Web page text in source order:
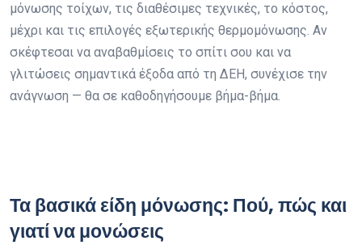
μόνωσης τοίχων, τις διαθέσιμες τεχνικές, το κόστος,
μέχρι και τις επιλογές εξωτερικής θερμομόνωσης. Αν
σκέφτεσαι να αναβαθμίσεις το σπίτι σου και να
γλιτώσεις σημαντικά έξοδα από τη ΔΕΗ, συνέχισε την
ανάγνωση — θα σε καθοδηγήσουμε βήμα-βήμα.
Τα βασικά είδη μόνωσης: Πού, πώς και
γιατί να μονώσεις